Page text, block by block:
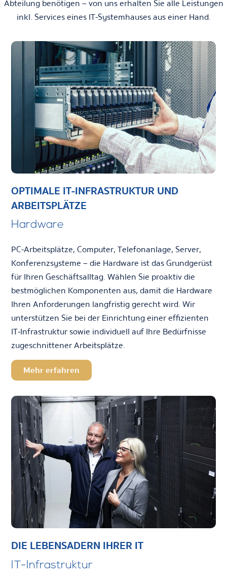
Abteilung benötigen – von uns erhalten Sie alle Leistungen
inkl. Services eines IT-Systemhauses aus einer Hand.
OPTIMALE IT-INFRASTRUKTUR UND
ARBEITSPLÄTZE
Hardware
PC-Arbeitsplätze, Computer, Telefonanlage, Server,
Konferenzsysteme – die Hardware ist das Grundgerüst
für Ihren Geschäftsalltag. Wählen Sie proaktiv die
bestmöglichen Komponenten aus, damit die Hardware
Ihren Anforderungen langfristig gerecht wird. Wir
unterstützen Sie bei der Einrichtung einer effizienten
IT-Infrastruktur sowie individuell auf Ihre Bedürfnisse
zugeschnittener Arbeitsplätze.
Mehr erfahren
DIE LEBENSADERN IHRER IT
IT-Infrastruktur